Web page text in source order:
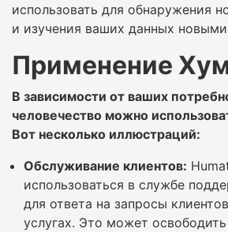
использовать для обнаружения
и изучения ваших данных
Применение
В зависимости от ваших
человечество можно
Вот несколько иллюстраций:
Обслуживание клиентов:
использоваться в службе
для ответа на запросы
услугах. Это может освободить